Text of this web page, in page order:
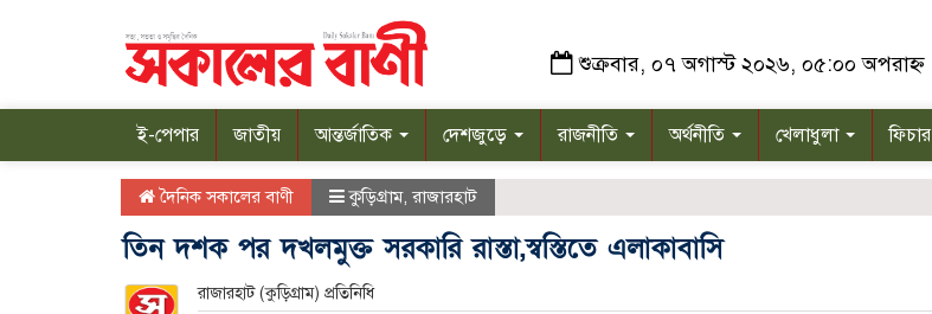
শুক্রবার, ০৭ অগাস্ট ২০২৬, ০৫:০০ অপরাহ্ন
ই-পেপার জাতীয় আন্তর্জাতিক দেশজুড়ে রাজনীতি অর্থনীতি খেলাধুলা ফিচার
দৈনিক সকালের বাণী কুড়িগ্রাম, রাজারহাট
তিন দশক পর দখলমুক্ত সরকারি রাস্তা,স্বস্তিতে এলাকাবাসি
রাজারহাট (কুড়িগ্রাম) প্রতিনিধি